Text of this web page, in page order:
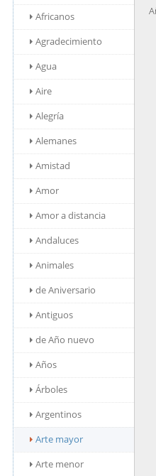
Africanos
Agradecimiento
Agua
Aire
Alegría
Alemanes
Amistad
Amor
Amor a distancia
Andaluces
Animales
de Aniversario
Antiguos
de Año nuevo
Años
Árboles
Argentinos
Arte mayor
Arte menor